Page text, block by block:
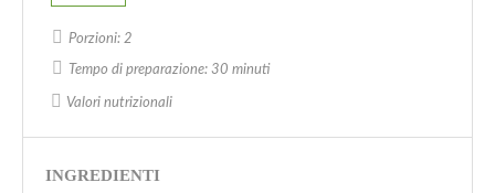
Porzioni: 2
Tempo di preparazione: 30 minuti
Valori nutrizionali
INGREDIENTI